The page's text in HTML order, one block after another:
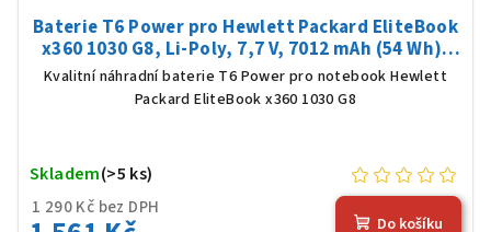
Baterie T6 Power pro Hewlett Packard EliteBook
x360 1030 G8, Li-Poly, 7,7 V, 7012 mAh (54 Wh),
černá
Kvalitní náhradní baterie T6 Power pro notebook Hewlett
Packard EliteBook x360 1030 G8
1 290 Kč bez DPH
Skladem(>5 ks)
Do košíku